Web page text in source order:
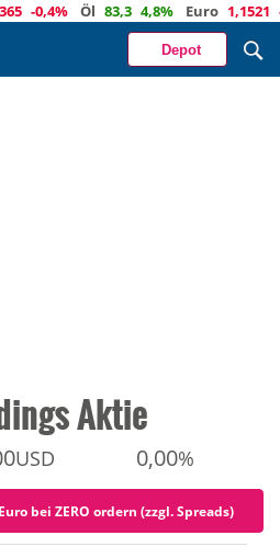
Öl 83,3 4,8% Euro 1,1521 -0,3%
Depot
Aktie
USD 0,00%
bei ZERO ordern (zzgl. Spreads)